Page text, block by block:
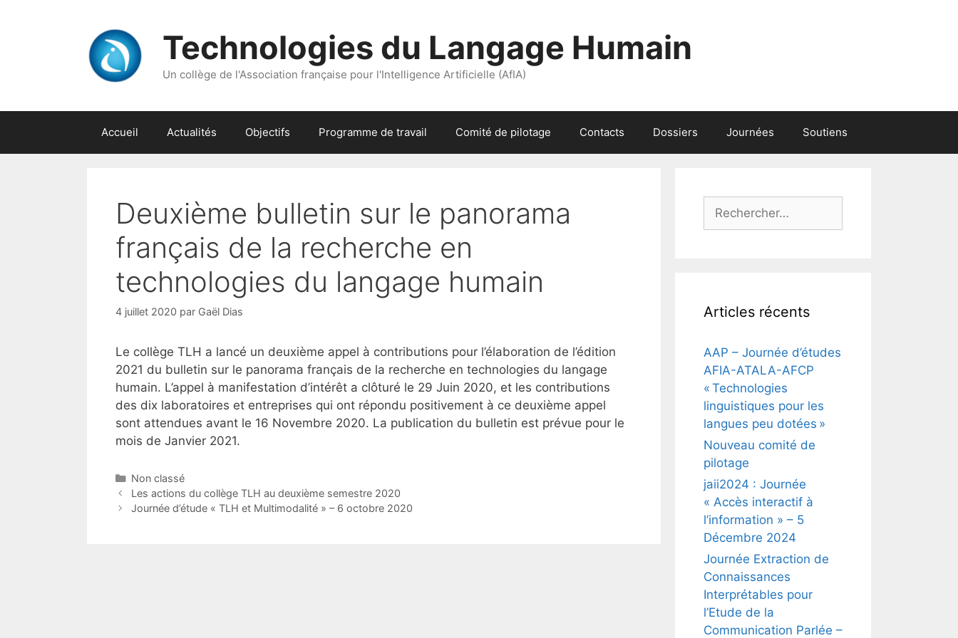
Technologies du Langage Humain
Un collège de l'Association française pour l'Intelligence Artificielle (AfIA)
Accueil Actualités Objectifs Programme de travail Comité de pilotage Contacts Dossiers Journées Soutiens
Deuxième bulletin sur le panorama
français de la recherche en
technologies du langage humain
4 juillet 2020 par Gaël Dias
Le collège TLH a lancé un deuxième appel à contributions pour l’élaboration de l’édition
2021 du bulletin sur le panorama français de la recherche en technologies du langage
humain. L’appel à manifestation d’intérêt a clôturé le 29 Juin 2020, et les contributions
des dix laboratoires et entreprises qui ont répondu positivement à ce deuxième appel
sont attendues avant le 16 Novembre 2020. La publication du bulletin est prévue pour le
mois de Janvier 2021.
Catégories
Non classé
Les actions du collège TLH au deuxième semestre 2020
Journée d’étude « TLH et Multimodalité » – 6 octobre 2020
Rechercher :
Articles récents
AAP – Journée d’études
AFIA-ATALA-AFCP
« Technologies
linguistiques pour les
langues peu dotées »
Nouveau comité de
pilotage
jaii2024 : Journée
« Accès interactif à
l’information » – 5
Décembre 2024
Journée Extraction de
Connaissances
Interprétables pour
l’Etude de la
Communication Parlée –